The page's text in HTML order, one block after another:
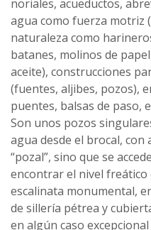
noriales, acueductos,
agua como fuerza motriz
naturaleza como
batanes, molinos de
aceite), construcciones
(fuentes, aljibes, pozos),
puentes, balsas de paso,
Son unos pozos
agua desde el brocal, con
“pozal”, sino que se
encontrar el nivel freático
escalinata monumental,
de sillería pétrea y
en algún caso